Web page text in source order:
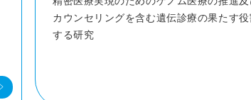
カウンセリングを含む遺伝診療の果たす役
する研究